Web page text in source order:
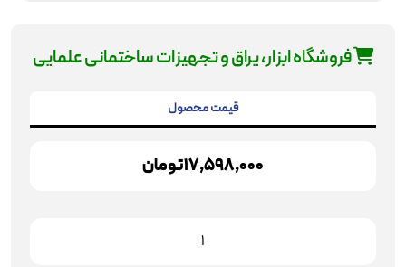
فروشگاه ابزار، یراق و تجهیزات ساختمانی علمایی
قیمت محصول
17,598,000تومان